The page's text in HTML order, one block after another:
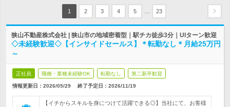
1 2 3 4 5 23
狭山不動産株式会社 | 狭山市の地域密着型｜駅チカ徒歩3分｜UIターン歓迎
◇未経験歓迎◇【インサイドセールス】＊転勤なし＊月給25万円
～
正社員 職種・業種未経験OK 転勤なし 第二新卒歓迎
情報更新日：2026/05/29 終了予定日： 2026/11/19
【イチからスキルを身につけて活躍できる◎】当社にて、お客様